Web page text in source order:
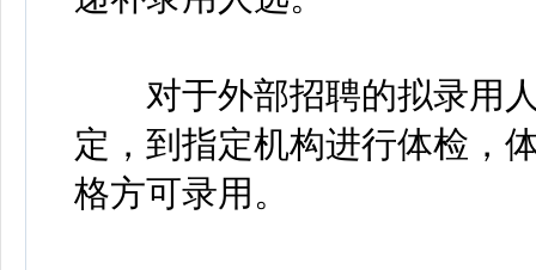
对于外部招聘的拟录用人
定，到指定机构进行体检，
格方可录用。